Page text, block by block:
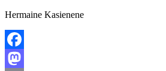
Hermaine Kasienene
Facebook